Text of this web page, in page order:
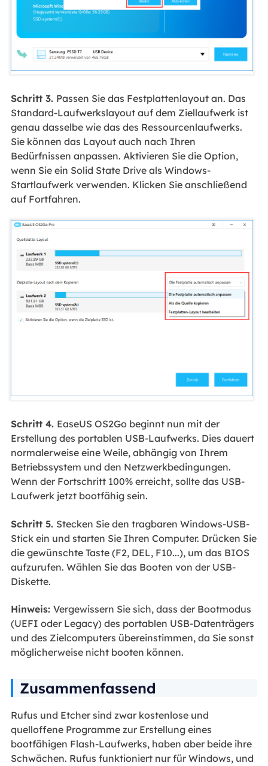
Schritt 3. Passen Sie das Festplattenlayout an. Das
Standard-Laufwerkslayout auf dem Ziellaufwerk ist
genau dasselbe wie das des Ressourcenlaufwerks.
Sie können das Layout auch nach Ihren
Bedürfnissen anpassen. Aktivieren Sie die Option,
wenn Sie ein Solid State Drive als Windows-
Startlaufwerk verwenden. Klicken Sie anschließend
auf Fortfahren.
Schritt 4. EaseUS OS2Go beginnt nun mit der
Erstellung des portablen USB-Laufwerks. Dies dauert
normalerweise eine Weile, abhängig von Ihrem
Betriebssystem und den Netzwerkbedingungen.
Wenn der Fortschritt 100% erreicht, sollte das USB-
Laufwerk jetzt bootfähig sein.
Schritt 5. Stecken Sie den tragbaren Windows-USB-
Stick ein und starten Sie Ihren Computer. Drücken Sie
die gewünschte Taste (F2, DEL, F10...), um das BIOS
aufzurufen. Wählen Sie das Booten von der USB-
Diskette.
Hinweis: Vergewissern Sie sich, dass der Bootmodus
(UEFI oder Legacy) des portablen USB-Datenträgers
und des Zielcomputers übereinstimmen, da Sie sonst
möglicherweise nicht booten können.
Zusammenfassend
Rufus und Etcher sind zwar kostenlose und
quelloffene Programme zur Erstellung eines
bootfähigen Flash-Laufwerks, haben aber beide ihre
Schwächen. Rufus funktioniert nur für Windows, und